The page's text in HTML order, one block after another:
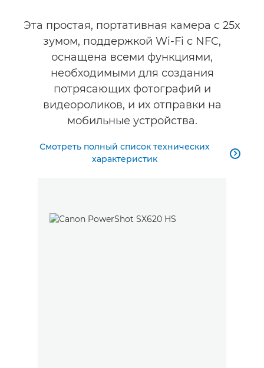
Эта простая, портативная камера с 25x
зумом, поддержкой Wi-Fi с NFC,
оснащена всеми функциями,
необходимыми для создания
потрясающих фотографий и
видеороликов, и их отправки на
мобильные устройства.
Смотреть полный список технических
характеристик
